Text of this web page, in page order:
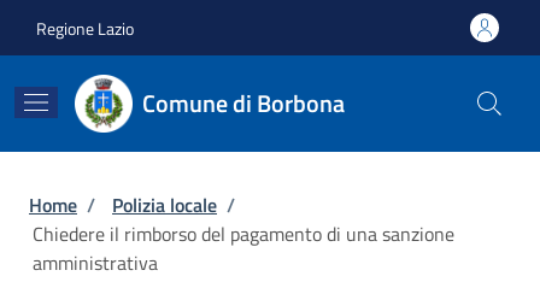
Regione Lazio
Comune di Borbona
Briciole di pane
Home / Polizia locale /
Chiedere il rimborso del pagamento di una sanzione
amministrativa